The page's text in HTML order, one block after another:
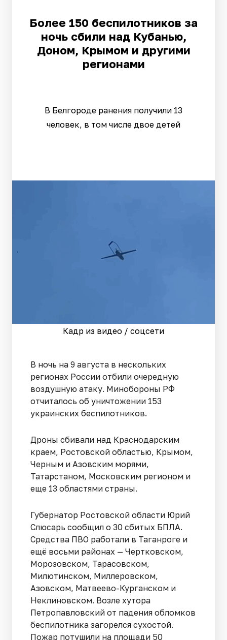
Более 150 беспилотников за
ночь сбили над Кубанью,
Доном, Крымом и другими
регионами
В Белгороде ранения получили 13
человек, в том числе двое детей
Кадр из видео / соцсети
В ночь на 9 августа в нескольких
регионах России отбили очередную
воздушную атаку. Минобороны РФ
отчиталось об уничтожении 153
украинских беспилотников.
Дроны сбивали над Краснодарским
краем, Ростовской областью, Крымом,
Черным и Азовским морями,
Татарстаном, Московским регионом и
еще 13 областями страны.
Губернатор Ростовской области Юрий
Слюсарь сообщил о 30 сбитых БПЛА.
Средства ПВО работали в Таганроге и
ещё восьми районах — Чертковском,
Морозовском, Тарасовском,
Милютинском, Миллеровском,
Азовском, Матвеево-Курганском и
Неклиновском. Возле хутора
Петропавловский от падения обломков
беспилотника загорелся сухостой.
Пожар потушили на площади 50